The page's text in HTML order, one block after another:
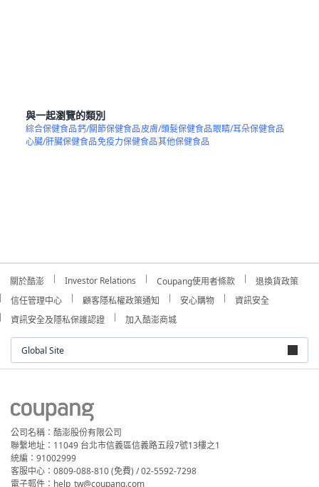
與一起瀏覽的類別
綜合保健食品鈣/關節保健食品皮膚/頭髮保健食品眼睛/耳朵保健食品
心臟/肝臟保健食品免疫力保健食品其他保健食品
關於酷澎 Investor Relations Coupang使用者條款
退換貨政策
信任管理中心
顧客隱私權政策通知 安心購物
資訊安全
資訊安全及隱私保護認證
加入酷澎商城
Global Site
公司名稱：酷澎股份有限公司
聯繫地址：11049 台北市信義區信義路五段7號13樓之1
統編：91002999
客服中心：0809-088-810 (免費) / 02-5592-7298
電子郵件：help_tw@coupang.com